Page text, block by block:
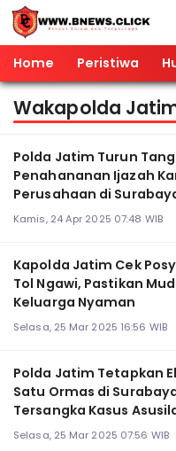
Home Peristiwa
Wakapolda
Polda Jatim Turun
Penahananan Ijazah
Perusahaan di
Kamis, 24 Apr 2025 07:48 WIB
Kapolda Jatim Cek
Tol Ngawi, Pastikan
Keluarga Nyaman
Selasa, 25 Mar 2025 16:56 WIB
Polda Jatim Tetapkan
Satu Ormas di
Tersangka Kasus
Selasa, 25 Mar 2025 07:56 WIB